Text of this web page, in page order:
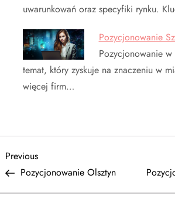
uwarunkowań oraz specyfiki rynku.
Pozycjonowanie
Pozycjonowanie
temat, który zyskuje na znaczeniu w
więcej firm…
N
a
Previous
Post
Previous
Pozycjonowanie Olsztyn